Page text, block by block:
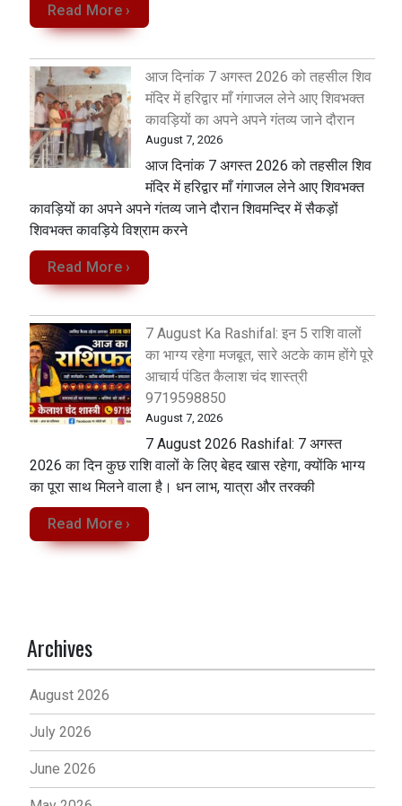
Read More ›
आज दिनांक 7 अगस्त 2026 को तहसील शिव
मंदिर में हरिद्वार माँ गंगाजल लेने आए शिवभक्त
कावड़ियों का अपने अपने गंतव्य जाने दौरान
August 7, 2026
आज दिनांक 7 अगस्त 2026 को तहसील शिव
मंदिर में हरिद्वार माँ गंगाजल लेने आए शिवभक्त
कावड़ियों का अपने अपने गंतव्य जाने दौरान शिवमन्दिर में सैकड़ों
शिवभक्त कावड़िये विश्राम करने
Read More ›
7 August Ka Rashifal: इन 5 राशि वालों
का भाग्य रहेगा मजबूत, सारे अटके काम होंगे पूरे
आचार्य पंडित कैलाश चंद शास्त्री
9719598850
August 7, 2026
7 August 2026 Rashifal: 7 अगस्त
2026 का दिन कुछ राशि वालों के लिए बेहद खास रहेगा, क्योंकि भाग्य
का पूरा साथ मिलने वाला है। धन लाभ, यात्रा और तरक्की
Read More ›
Archives
August 2026
July 2026
June 2026